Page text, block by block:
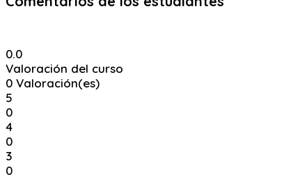
0.0
Valoración del curso
0 Valoración(es)
5
0
4
0
3
0